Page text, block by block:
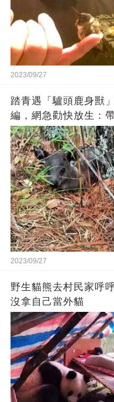
2023/09/27
踏青遇「驢頭鹿身獸
編，網急勸快放生：
2023/09/27
野生貓熊去村民家呼
沒拿自己當外貓